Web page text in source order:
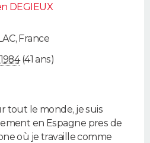
DEGIEUX
, France
(41 ans)
tout le monde, je suis
en Espagne pres de
où je travaille comme